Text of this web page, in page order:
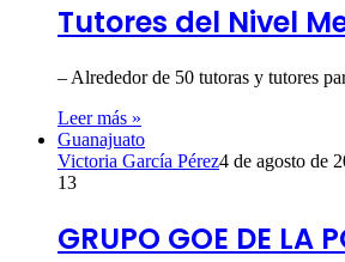
Tutores del Nivel
– Alrededor de 50 tutoras y tutores
Leer más »
Guanajuato
Victoria García Pérez4 de agosto de
13
GRUPO GOE DE LA